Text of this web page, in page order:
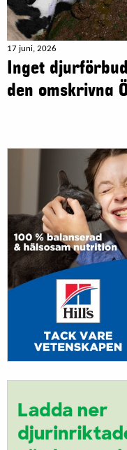
17 juni, 2026
Inget
den omskrivna